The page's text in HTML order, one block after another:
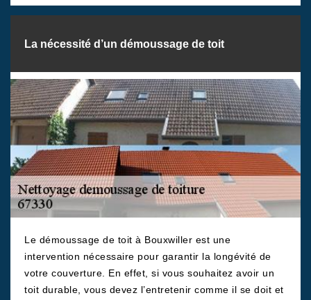
La nécessité d’un démoussage de toit
Le démoussage de toit à Bouxwiller est une
intervention nécessaire pour garantir la longévité de
votre couverture. En effet, si vous souhaitez avoir un
toit durable, vous devez l’entretenir comme il se doit et